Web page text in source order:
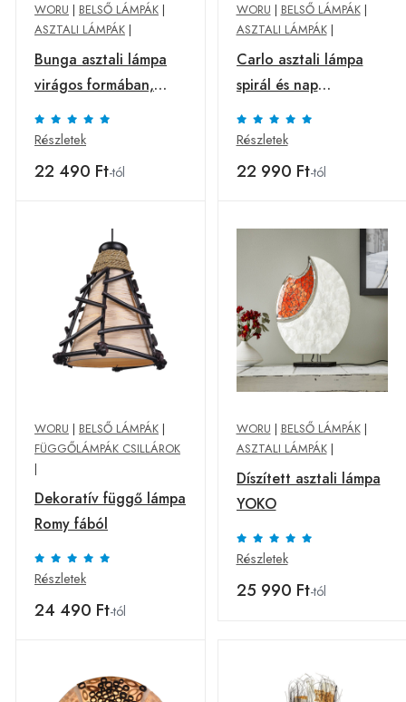
WORU | BELSŐ LÁMPÁK |
ASZTALI LÁMPÁK |
Bunga asztali lámpa
virágos formában,
narancssárga
Részletek
22 490 Ft-tól
WORU | BELSŐ LÁMPÁK|
ASZTALI LÁMPÁK|
Carlo asztali lámpa
spirál és nap
motívummal
Részletek
22 990 Ft-tól
WORU | BELSŐ LÁMPÁK |
FÜGGŐLÁMPÁK CSILLÁROK
|
Dekoratív függő lámpa
Romy fából
Részletek
24 490 Ft-tól
WORU | BELSŐ LÁMPÁK|
ASZTALI LÁMPÁK|
Díszített asztali lámpa
YOKO
Részletek
25 990 Ft-tól